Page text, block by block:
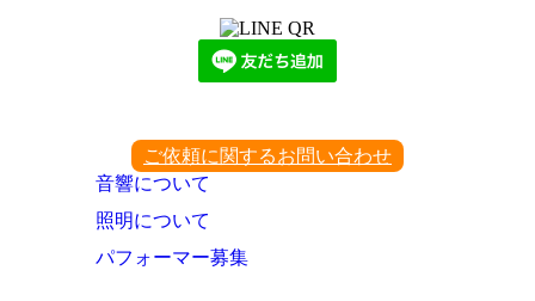
ご依頼に関するお問い合わせ
音響について
照明について
パフォーマー募集